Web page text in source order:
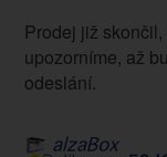
Prodej již
upozorníme, až
odeslání.